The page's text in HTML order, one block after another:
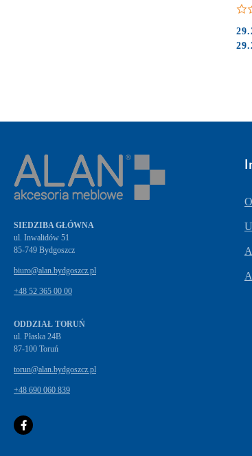
SIEDZIBA GŁÓWNA
ul. Inwalidów 51
biuro@alan.bydgoszcz.pl
+48 52 365 00 00
ODDZIAŁ TORUŃ
ul. Płaska 24B
87-100 Toruń
torun@alan.bydgoszcz.pl
+48 690 060 839